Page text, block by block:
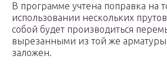
В программе учтена поправка на
использовании нескольких
собой будет производиться
вырезанными из той же арматуры
заложен.